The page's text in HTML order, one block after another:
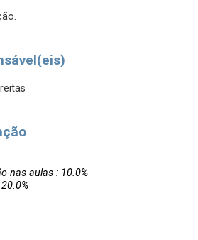
nas aulas : 10.0%